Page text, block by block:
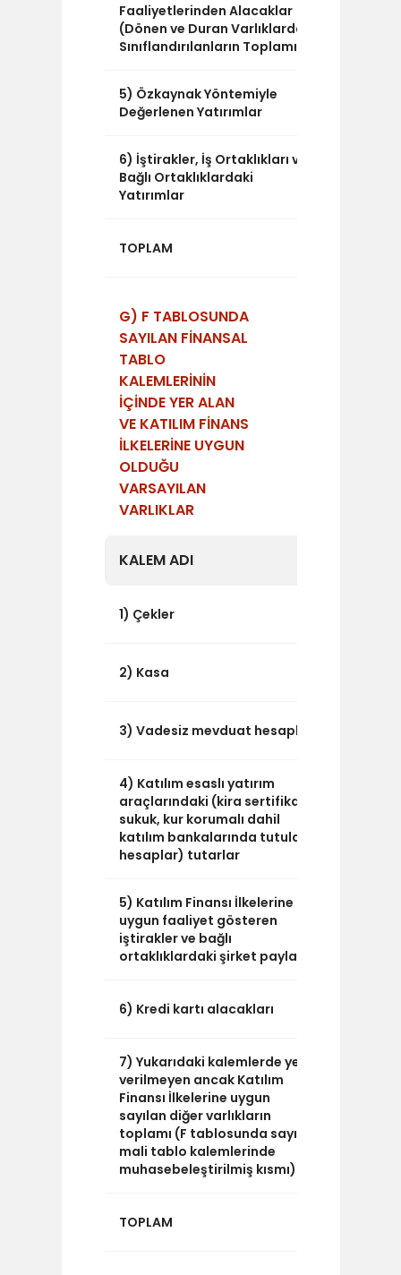
Faaliyetlerinden Alacaklar
(Dönen ve Duran Varlıklarda
Sınıflandırılanların Toplamı)
5) Özkaynak Yöntemiyle
Değerlenen Yatırımlar
6) İştirakler, İş Ortaklıkları ve
Bağlı Ortaklıklardaki
Yatırımlar
TOPLAM
G) F TABLOSUNDA
SAYILAN FİNANSAL
TABLO
KALEMLERİNİN
İÇİNDE YER ALAN
VE KATILIM FİNANS
İLKELERİNE UYGUN
OLDUĞU
VARSAYILAN
VARLIKLAR
KALEM ADI
1) Çekler
2) Kasa
3) Vadesiz mevduat hesapları
4) Katılım esaslı yatırım
araçlarındaki (kira sertifikası,
sukuk, kur korumalı dahil
katılım bankalarında tutulan
hesaplar) tutarlar
5) Katılım Finansı İlkelerine
uygun faaliyet gösteren
iştirakler ve bağlı
ortaklıklardaki şirket payları
6) Kredi kartı alacakları
7) Yukarıdaki kalemlerde yer
verilmeyen ancak Katılım
Finansı İlkelerine uygun
sayılan diğer varlıkların
toplamı (F tablosunda sayılan
mali tablo kalemlerinde
muhasebeleştirilmiş kısmı)
TOPLAM